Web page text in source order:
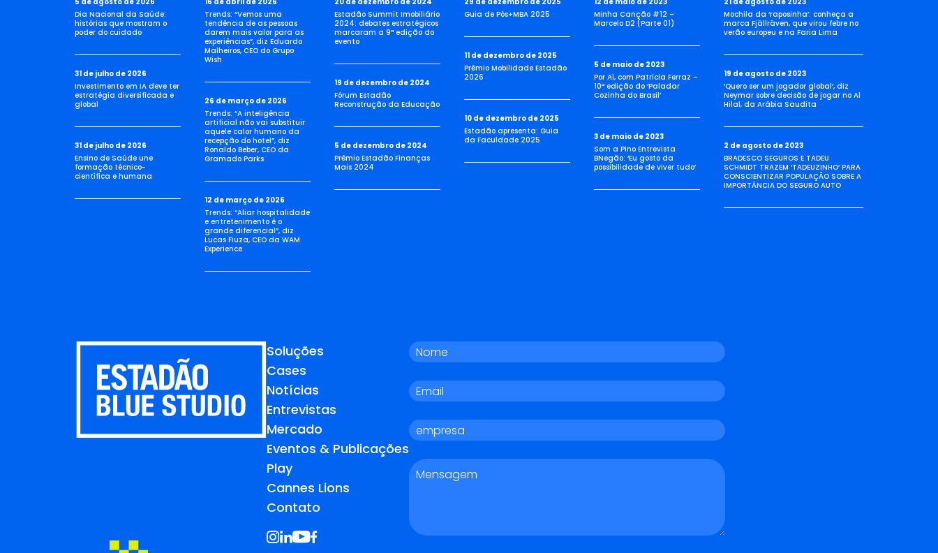
Dia Nacional da Saúde:
histórias que mostram o
poder do cuidado
31 de julho de 2026
Investimento em IA deve ter
estratégia diversificada e
global
31 de julho de 2026
Ensino de Saúde une
formação técnico-
científica e humana
Trends: “Vemos uma
tendência de as pessoas
darem mais valor para as
experiências”, diz Eduardo
Malheiros, CEO do Grupo
Wish
26 de março de 2026
Trends: “A inteligência
artificial não vai substituir
aquele calor humano da
recepção do hotel”, diz
Ronaldo Beber, CEO da
Gramado Parks
12 de março de 2026
Trends: “Aliar hospitalidade
e entretenimento é o
grande diferencial”, diz
Lucas Fiuza, CEO da WAM
Experience
Estadão Summit Imobiliário
2024: debates estratégicos
marcaram a 9ª edição do
evento
19 de dezembro de 2024
Fórum Estadão
Reconstrução da Educação
5 de dezembro de 2024
Prêmio Estadão Finanças
Mais 2024
Guia de Pós+MBA 2025
11 de dezembro de 2025
Prêmio Mobilidade Estadão
2026
10 de dezembro de 2025
Estadão apresenta: Guia
da Faculdade 2025
Minha Canção #12 –
Marcelo D2 (Parte 01)
5 de maio de 2023
Por Aí, com Patrícia Ferraz –
10ª edição do ‘Paladar
Cozinha do Brasil’
3 de maio de 2023
Som a Pino Entrevista
BNegão: ‘Eu gosto da
possibilidade de viver tudo’
Mochila da ‘raposinha’: conheça a
marca Fjällräven, que virou febre no
verão europeu e na Faria Lima
19 de agosto de 2023
‘Quero ser um jogador global’, diz
Neymar sobre decisão de jogar no Al
Hilal, da Arábia Saudita
2 de agosto de 2023
BRADESCO SEGUROS E TADEU
SCHMIDT TRAZEM ‘TADEUZINHO’ PARA
CONSCIENTIZAR POPULAÇÃO SOBRE A
IMPORTÂNCIA DO SEGURO AUTO
Soluções
Cases
Notícias
Entrevistas
Mercado
Eventos & Publicações
Play
Cannes Lions
Contato